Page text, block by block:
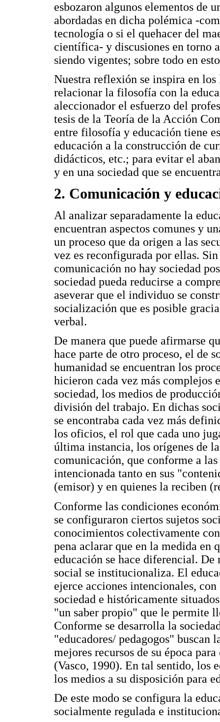
esbozaron algunos elementos de
abordadas en dicha polémica -
tecnología o si el quehacer del
científica- y discusiones en torno
siendo vigentes; sobre todo en
Nuestra reflexión se inspira en
relacionar la filosofía con la
aleccionador el esfuerzo del
tesis de la Teoría de la Acción
entre filosofía y educación tiene
educación a la construcción de
didácticos, etc.; para evitar el
y en una sociedad que se
2. Comunicación y
Al analizar separadamente la
encuentran aspectos comunes y
un proceso que da origen a las
vez es reconfigurada por ellas.
comunicación no hay sociedad
sociedad pueda reducirse a
aseverar que el individuo se
socialización que es posible
verbal.
De manera que puede afirmarse
hace parte de otro proceso, el de
humanidad se encuentran los
hicieron cada vez más complejos
sociedad, los medios de
división del trabajo. En dichas
se encontraba cada vez más
los oficios, el rol que cada uno
última instancia, los orígenes de
comunicación, que conforme a las
intencionada tanto en sus
(emisor) y en quienes la reciben
Conforme las condiciones
se configuraron ciertos sujetos
conocimientos colectivamente
pena aclarar que en la medida en
educación se hace diferencial.
social se institucionaliza. El
ejerce acciones intencionales,
sociedad e históricamente
"un saber propio" que le permite
Conforme se desarrolla la
"educadores/ pedagogos" buscan
mejores recursos de su época
(Vasco, 1990). En tal sentido, los
los medios a su disposición para
De este modo se configura la
socialmente regulada e